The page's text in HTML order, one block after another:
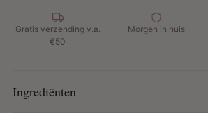
in model zonder opnieuw te hoeven
Makkelijk in gebruik: Eenvoudig aan
Gratis verzending v.a.
€50
Morgen in huis
Ingrediënten